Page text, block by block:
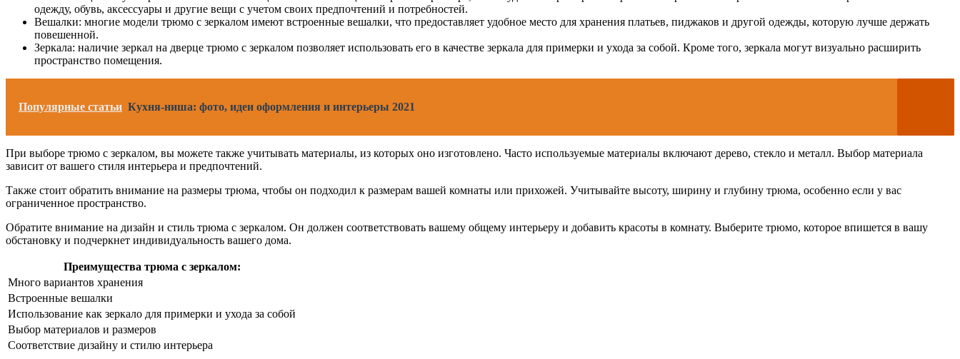
одежду, обувь, аксессуары и другие вещи с учетом своих предпочтений и потребностей.
Вешалки: многие модели трюмо с зеркалом имеют встроенные вешалки, что предоставляет удобное место для хранения платьев, пиджаков и другой одежды, которую лучше держать
повешенной.
Зеркала: наличие зеркал на дверце трюмо с зеркалом позволяет использовать его в качестве зеркала для примерки и ухода за собой. Кроме того, зеркала могут визуально расширить
пространство помещения.
Популярные статьи Кухня-ниша: фото, идеи оформления и интерьеры 2021
При выборе трюмо с зеркалом, вы можете также учитывать материалы, из которых оно изготовлено. Часто используемые материалы включают дерево, стекло и металл. Выбор материала
зависит от вашего стиля интерьера и предпочтений.
Также стоит обратить внимание на размеры трюма, чтобы он подходил к размерам вашей комнаты или прихожей. Учитывайте высоту, ширину и глубину трюма, особенно если у вас
ограниченное пространство.
Обратите внимание на дизайн и стиль трюма с зеркалом. Он должен соответствовать вашему общему интерьеру и добавить красоты в комнату. Выберите трюмо, которое впишется в вашу
обстановку и подчеркнет индивидуальность вашего дома.
Преимущества трюма с зеркалом:
Много вариантов хранения
Встроенные вешалки
Использование как зеркало для примерки и ухода за собой
Выбор материалов и размеров
Соответствие дизайну и стилю интерьера